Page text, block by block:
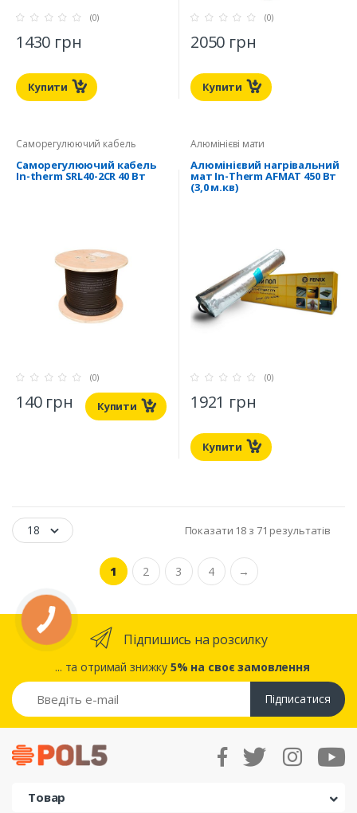
(0)
1430 грн
Купити
(0)
2050 грн
Купити
Саморегулюючий кабель
Саморегулюючий кабель
In-therm SRL40-2CR 40 Вт
(0)
140 грн Купити
Алюмінієві мати
Алюмінієвий нагрівальний
мат In-Therm AFMAT 450 Вт
(3,0 м.кв)
(0)
1921 грн
Купити
18 Показати 18 з 71 результатів
1 2 3 4 →
Підпишись на розсилку
... та отримай знижку 5% на своє замовлення
Підписатися
Товар